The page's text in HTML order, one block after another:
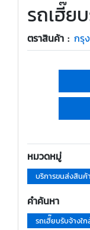
รถเฮี๊ย
ตราสินค้า : กรุ
หมวดหมู่
บริการขนส่งสินค้
คำค้นหา
รถเฮี๊ยบรับจ้างใ